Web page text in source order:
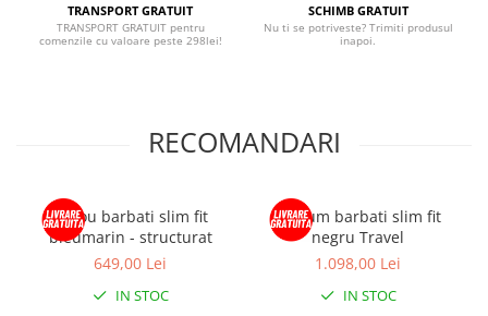
TRANSPORT GRATUIT
TRANSPORT GRATUIT pentru
comenzile cu valoare peste 298lei!
SCHIMB GRATUIT
Nu ti se potriveste? Trimiti produsul
inapoi.
RECOMANDARI
Sacou barbati slim fit
bleumarin - structurat
649,00 Lei
IN STOC
Costum barbati slim fit
negru Travel
1.098,00 Lei
IN STOC